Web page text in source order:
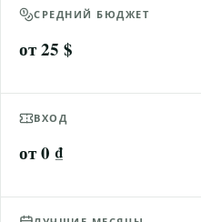
СРЕДНИЙ БЮДЖЕТ
от 25 $
ВХОД
от 0 ₫